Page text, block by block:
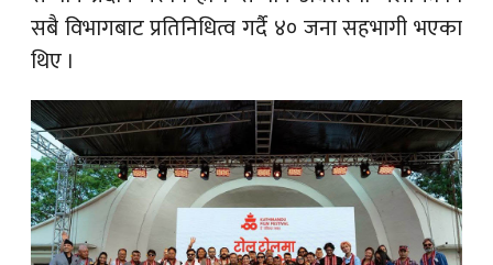
सबै विभागबाट प्रतिनिधित्व गर्दै ४० जना सहभागी भएका
थिए ।